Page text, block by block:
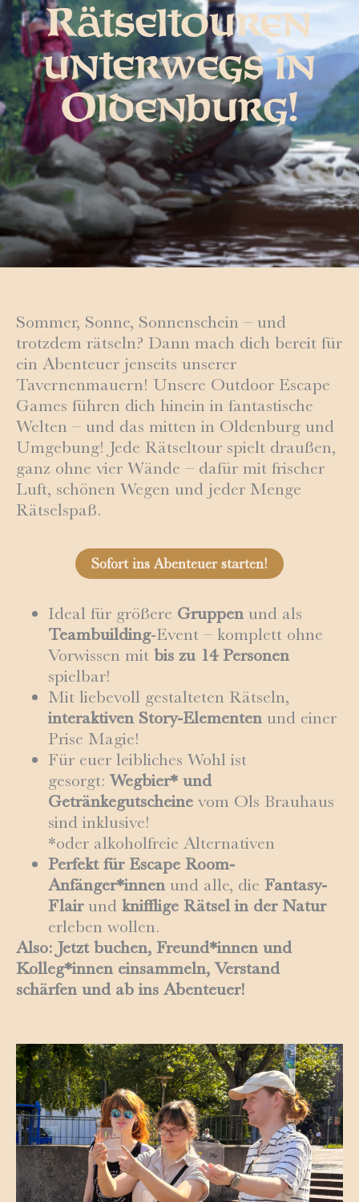
Rätseltouren
unterwegs in
Oldenburg!
Sommer, Sonne, Sonnenschein – und
trotzdem rätseln? Dann mach dich bereit für
ein Abenteuer jenseits unserer
Tavernenmauern! Unsere Outdoor Escape
Games führen dich hinein in fantastische
Welten – und das mitten in Oldenburg und
Umgebung! Jede Rätseltour spielt draußen,
ganz ohne vier Wände – dafür mit frischer
Luft, schönen Wegen und jeder Menge
Rätselspaß.
Sofort ins Abenteuer starten!
Ideal für größere Gruppen und als
Teambuilding-Event – komplett ohne
Vorwissen mit bis zu 14 Personen
spielbar!
Mit liebevoll gestalteten Rätseln,
interaktiven Story-Elementen und einer
Prise Magie!
Für euer leibliches Wohl ist
gesorgt: Wegbier* und
Getränkegutscheine vom Ols Brauhaus
sind inklusive!
*oder alkoholfreie Alternativen
Perfekt für Escape Room-
Anfänger*innen und alle, die Fantasy-
Flair und knifflige Rätsel in der Natur
erleben wollen.
Also: Jetzt buchen, Freund*innen und
Kolleg*innen einsammeln, Verstand
schärfen und ab ins Abenteuer!